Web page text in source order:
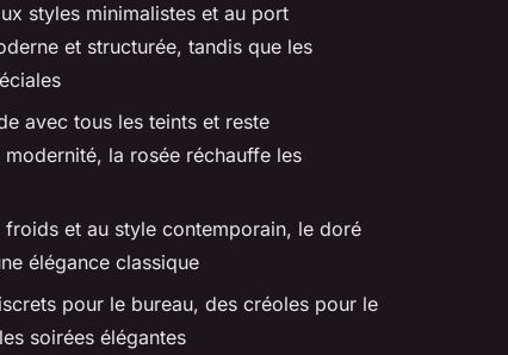
styles minimalistes et au port
et structurée, tandis que les
avec tous les teints et reste
la rosée réchauffe les
et au style contemporain, le doré
élégance classique
pour le bureau, des créoles pour le
soirées élégantes